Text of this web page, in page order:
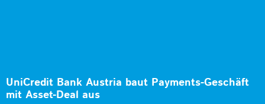
UniCredit Bank Austria baut Payments-Geschäft
mit Asset-Deal aus